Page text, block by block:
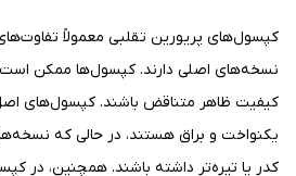
کپسول‌های پریورین تقلبی معمولاً
نسخه‌های اصلی دارند. کپسول‌ها ممکن است
کیفیت ظاهر متناقض باشند. کپسول‌های
یکنواخت و براق هستند، در حالی که
کدر یا تیره‌تر داشته باشند. همچنین، در